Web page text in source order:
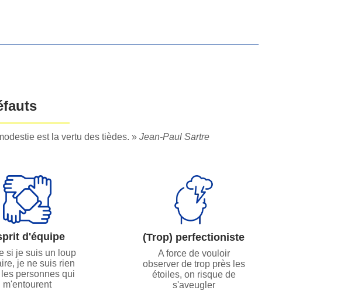
est la vertu des tièdes. Jean-Paul Sartre
d'équipe
si je suis un loup
je ne suis rien
personnes qui
m'entourent
(Trop) perfectioniste
A force de vouloir
observer de trop près les
étoiles, on risque de
s'aveugler